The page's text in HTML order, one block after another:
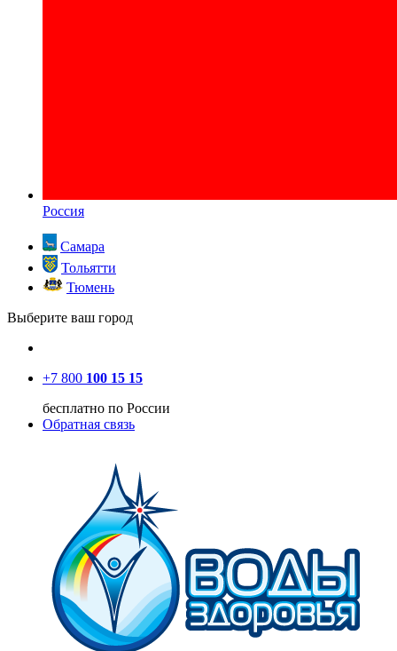
Россия
Самара
Тольятти
Тюмень
Выберите ваш город
+7 800 100 15 15
бесплатно по России
Обратная связь